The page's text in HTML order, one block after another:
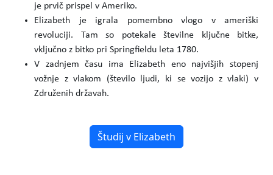
je prvič prispel v Ameriko.
Elizabeth je igrala pomembno vlogo v ameriški
revoluciji. Tam so potekale številne ključne bitke,
vključno z bitko pri Springfieldu leta 1780.
V zadnjem času ima Elizabeth eno najvišjih stopenj
vožnje z vlakom (število ljudi, ki se vozijo z vlaki) v
Združenih državah.
Študij v Elizabeth